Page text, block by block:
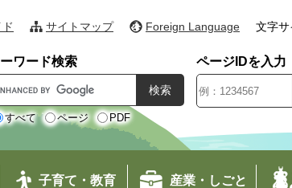
サイトマップ Foreign Language 文字サ
ワード検索
すべて ページ PDF
ページIDを入力
子育て・教育 産業・しごと